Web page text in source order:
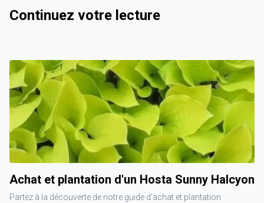
Continuez votre lecture
Achat et plantation d'un Hosta Sunny Halcyon
Partez à la découverte de notre guide d'achat et plantation